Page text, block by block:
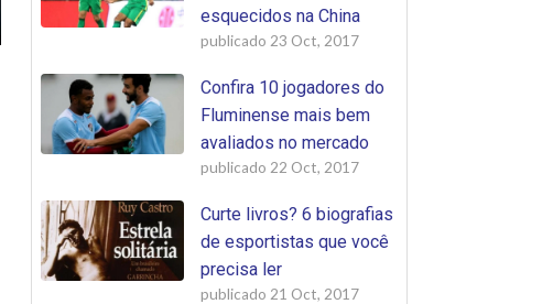
esquecidos na China
publicado 23 Oct, 2017
Confira 10 jogadores do
Fluminense mais bem
avaliados no mercado
publicado 22 Oct, 2017
Curte livros? 6 biografias
de esportistas que você
precisa ler
publicado 21 Oct, 2017